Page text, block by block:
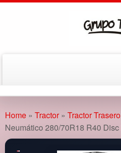
to
content
Home » Tractor » Tractor
Neumático 280/70R18 R40